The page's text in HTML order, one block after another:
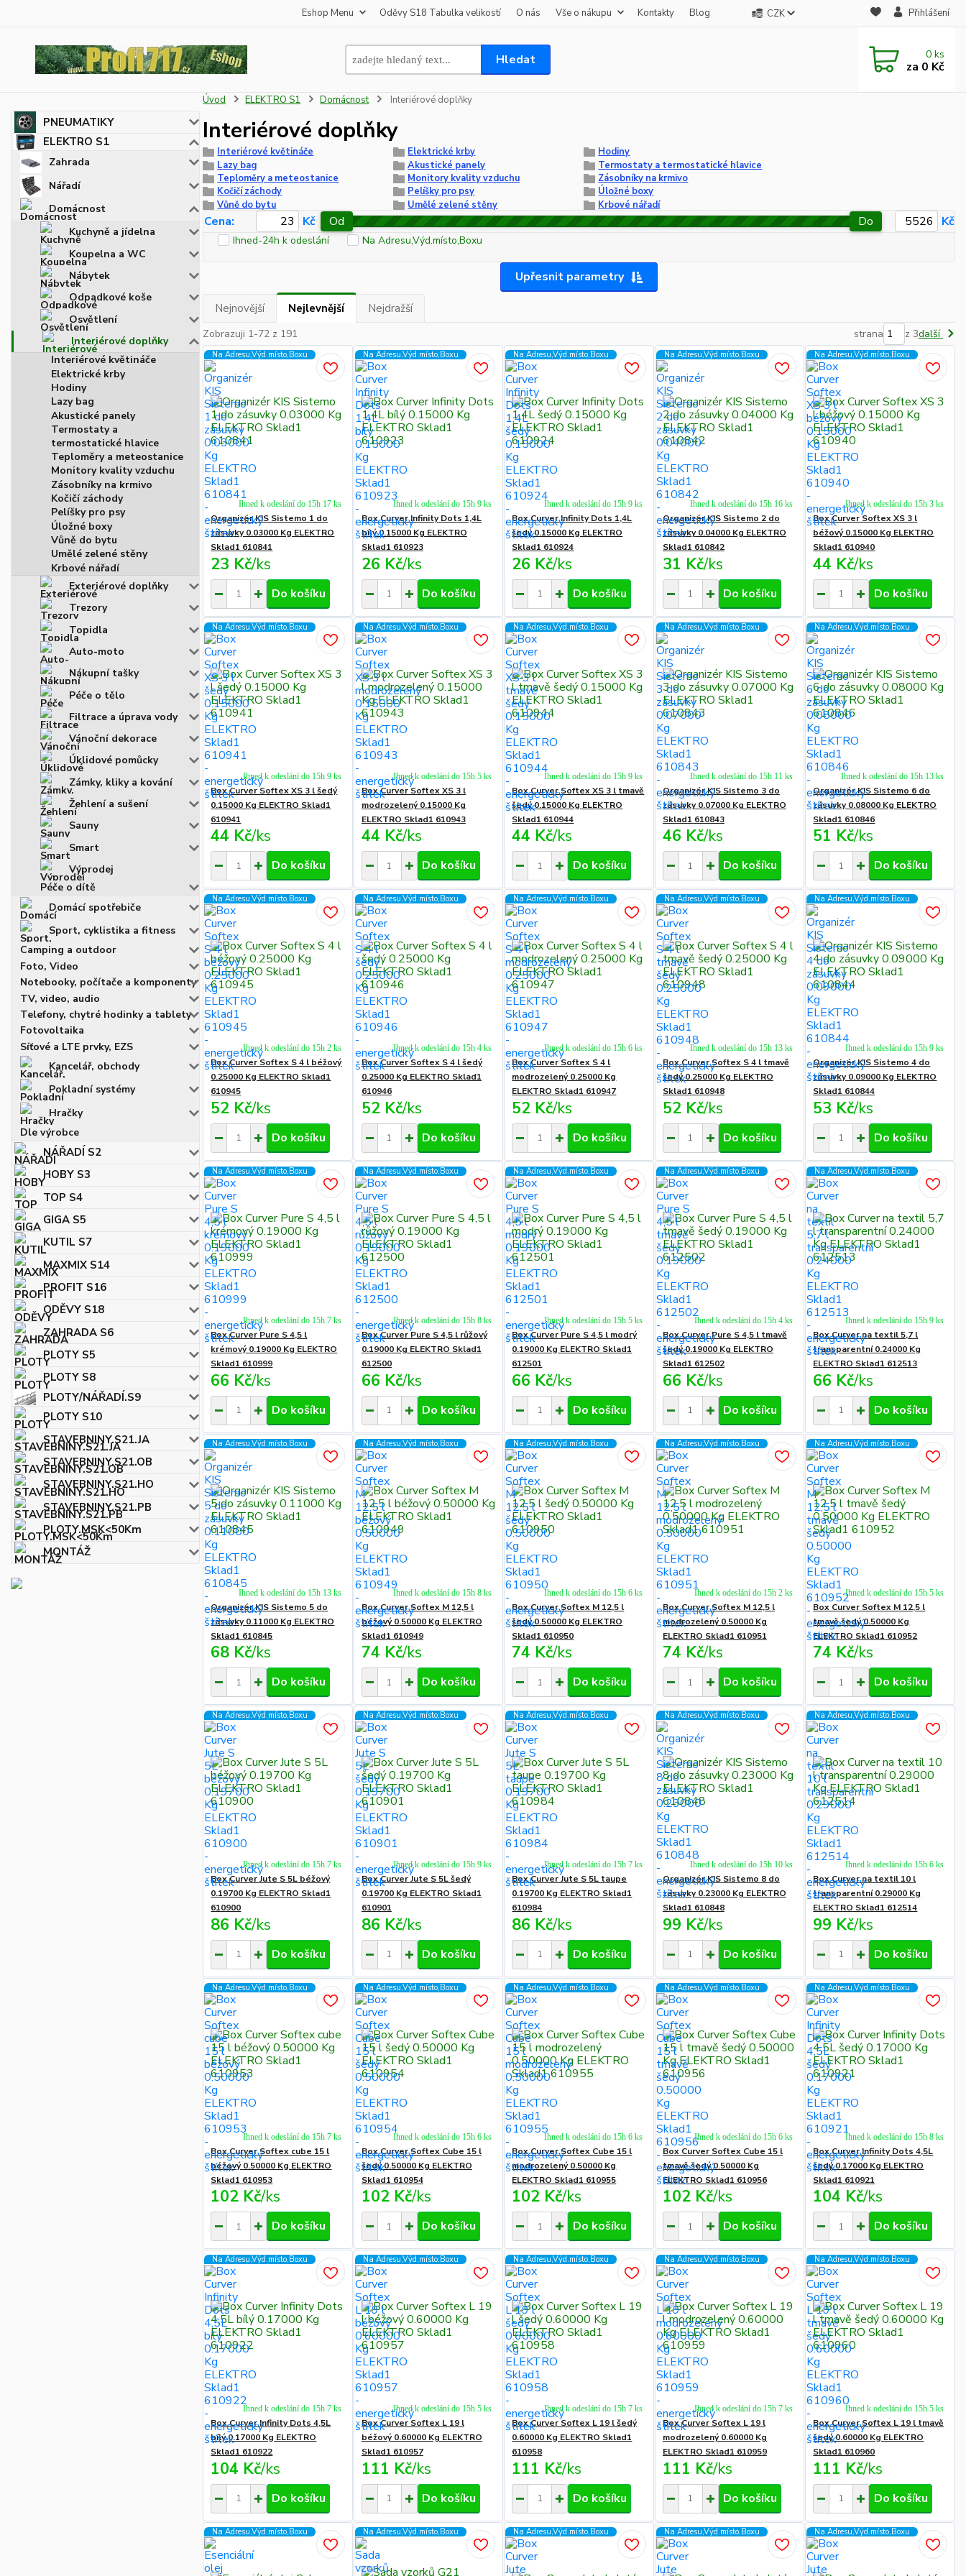
Eshop Menu Oděvy S18 Tabulka velikostí O nás Vše o nákupu Kontakty Blog CZK Přihlášení
Hledat 0 ks
za 0 Kč
PNEUMATIKY
ELEKTRO S1
Zahrada
Nářadí
Domácnost
Kuchyně a jídelna
Koupelna a WC
Nábytek
Odpadkové koše
Osvětlení
Interiérové doplňky
Interiérové květináče
Elektrické krby
Hodiny
Lazy bag
Akustické panely
Termostaty a
termostatické hlavice
Teploměry a meteostanice
Monitory kvality vzduchu
Zásobníky na krmivo
Kočičí záchody
Pelíšky pro psy
Úložné boxy
Vůně do bytu
Umělé zelené stěny
Krbové nářadí
Exteriérové doplňky
Trezory
Topidla
Auto-moto
Nákupní tašky
Péče o tělo
Filtrace a úprava vody
Vánoční dekorace
Úklidové pomůcky
Zámky, kliky a kování
Žehlení a sušení
Sauny
Smart
Výprodej
Péče o dítě
Domácí spotřebiče
Sport, cyklistika a fitness
Camping a outdoor
Foto, Video
Notebooky, počítače a komponenty
TV, video, audio
Telefony, chytré hodinky a tablety
Fotovoltaika
Síťové a LTE prvky, EZS
Kancelář, obchody
Pokladní systémy
Hračky
Dle výrobce
NÁŘADÍ S2
HOBY S3
TOP S4
GIGA S5
KUTIL S7
MAXMIX S14
PROFIT S16
ODĚVY S18
ZAHRADA S6
PLOTY S5
PLOTY S8
PLOTY/NÁŘADÍ.S9
PLOTY S10
STAVEBNINY.S21.JA
STAVEBNINY.S21.OB
STAVEBNINY.S21.HO
STAVEBNINY.S21.PB
PLOTY.MSK<50Km
MONTÁŽ
Úvod ELEKTRO S1 Domácnost Interiérové doplňky
Interiérové doplňky
Interiérové květináče Elektrické krby
Hodiny
Lazy bag
Akustické panely
Termostaty a termostatické hlavice
Teploměry a meteostanice
Monitory kvality vzduchu
Zásobníky na krmivo
Kočičí záchody
Pelíšky pro psy
Úložné boxy
Vůně do bytu
Umělé zelené stěny Krbové nářadí
Upřesnit parametry
Cena: Kč Od Do Kč
Ihned-24h k odeslání Na Adresu,Výd.místo,Boxu
Nejnovější Nejlevnější Nejdražší
Zobrazuji 1-72 z 191 strana z 3další
Na Adresu,Výd.místo,Boxu
Organizér KIS Sistemo 1 do
zásuvky 0.03000 Kg ELEKTRO
Sklad1 610841
23 Kč/ks
Ihned k odeslání do 15h 17 ks
Do košíku
Na Adresu,Výd.místo,Boxu
Box Curver Infinity Dots 1,4L
bílý 0.15000 Kg ELEKTRO
Sklad1 610923
26 Kč/ks
Ihned k odeslání do 15h 9 ks
Do košíku
Na Adresu,Výd.místo,Boxu
Box Curver Infinity Dots 1,4L
šedý 0.15000 Kg ELEKTRO
Sklad1 610924
26 Kč/ks
Ihned k odeslání do 15h 9 ks
Do košíku
Na Adresu,Výd.místo,Boxu
Organizér KIS Sistemo 2 do
zásuvky 0.04000 Kg ELEKTRO
Sklad1 610842
31 Kč/ks
Ihned k odeslání do 15h 16 ks
Do košíku
Na Adresu,Výd.místo,Boxu
Box Curver Softex XS 3 l
béžový 0.15000 Kg ELEKTRO
Sklad1 610940
44 Kč/ks
Ihned k odeslání do 15h 3 ks
Do košíku
Na Adresu,Výd.místo,Boxu
Box Curver Softex XS 3 l šedý
0.15000 Kg ELEKTRO Sklad1
610941
44 Kč/ks
Ihned k odeslání do 15h 9 ks
Do košíku
Na Adresu,Výd.místo,Boxu
Box Curver Softex XS 3 l
modrozelený 0.15000 Kg
ELEKTRO Sklad1 610943
44 Kč/ks
Ihned k odeslání do 15h 5 ks
Do košíku
Na Adresu,Výd.místo,Boxu
Box Curver Softex XS 3 l tmavě
šedý 0.15000 Kg ELEKTRO
Sklad1 610944
44 Kč/ks
Ihned k odeslání do 15h 9 ks
Do košíku
Na Adresu,Výd.místo,Boxu
Organizér KIS Sistemo 3 do
zásuvky 0.07000 Kg ELEKTRO
Sklad1 610843
46 Kč/ks
Ihned k odeslání do 15h 11 ks
Do košíku
Na Adresu,Výd.místo,Boxu
Organizér KIS Sistemo 6 do
zásuvky 0.08000 Kg ELEKTRO
Sklad1 610846
51 Kč/ks
Ihned k odeslání do 15h 13 ks
Do košíku
Na Adresu,Výd.místo,Boxu
Box Curver Softex S 4 l béžový
0.25000 Kg ELEKTRO Sklad1
610945
52 Kč/ks
Ihned k odeslání do 15h 2 ks
Do košíku
Na Adresu,Výd.místo,Boxu
Box Curver Softex S 4 l šedý
0.25000 Kg ELEKTRO Sklad1
610946
52 Kč/ks
Ihned k odeslání do 15h 4 ks
Do košíku
Na Adresu,Výd.místo,Boxu
Box Curver Softex S 4 l
modrozelený 0.25000 Kg
ELEKTRO Sklad1 610947
52 Kč/ks
Ihned k odeslání do 15h 6 ks
Do košíku
Na Adresu,Výd.místo,Boxu
Box Curver Softex S 4 l tmavě
šedý 0.25000 Kg ELEKTRO
Sklad1 610948
52 Kč/ks
Ihned k odeslání do 15h 13 ks
Do košíku
Na Adresu,Výd.místo,Boxu
Organizér KIS Sistemo 4 do
zásuvky 0.09000 Kg ELEKTRO
Sklad1 610844
53 Kč/ks
Ihned k odeslání do 15h 9 ks
Do košíku
Na Adresu,Výd.místo,Boxu
Box Curver Pure S 4,5 l
krémový 0.19000 Kg ELEKTRO
Sklad1 610999
66 Kč/ks
Ihned k odeslání do 15h 7 ks
Do košíku
Na Adresu,Výd.místo,Boxu
Box Curver Pure S 4,5 l růžový
0.19000 Kg ELEKTRO Sklad1
612500
66 Kč/ks
Ihned k odeslání do 15h 8 ks
Do košíku
Na Adresu,Výd.místo,Boxu
Box Curver Pure S 4,5 l modrý
0.19000 Kg ELEKTRO Sklad1
612501
66 Kč/ks
Ihned k odeslání do 15h 5 ks
Do košíku
Na Adresu,Výd.místo,Boxu
Box Curver Pure S 4,5 l tmavě
šedý 0.19000 Kg ELEKTRO
Sklad1 612502
66 Kč/ks
Ihned k odeslání do 15h 4 ks
Do košíku
Na Adresu,Výd.místo,Boxu
Box Curver na textil 5,7 l
transparentní 0.24000 Kg
ELEKTRO Sklad1 612513
66 Kč/ks
Ihned k odeslání do 15h 9 ks
Do košíku
Na Adresu,Výd.místo,Boxu
Organizér KIS Sistemo 5 do
zásuvky 0.11000 Kg ELEKTRO
Sklad1 610845
68 Kč/ks
Ihned k odeslání do 15h 13 ks
Do košíku
Na Adresu,Výd.místo,Boxu
Box Curver Softex M 12,5 l
béžový 0.50000 Kg ELEKTRO
Sklad1 610949
74 Kč/ks
Ihned k odeslání do 15h 8 ks
Do košíku
Na Adresu,Výd.místo,Boxu
Box Curver Softex M 12,5 l
šedý 0.50000 Kg ELEKTRO
Sklad1 610950
74 Kč/ks
Ihned k odeslání do 15h 6 ks
Do košíku
Na Adresu,Výd.místo,Boxu
Box Curver Softex M 12,5 l
modrozelený 0.50000 Kg
ELEKTRO Sklad1 610951
74 Kč/ks
Ihned k odeslání do 15h 2 ks
Do košíku
Na Adresu,Výd.místo,Boxu
Box Curver Softex M 12,5 l
tmavě šedý 0.50000 Kg
ELEKTRO Sklad1 610952
74 Kč/ks
Ihned k odeslání do 15h 5 ks
Do košíku
Na Adresu,Výd.místo,Boxu
Box Curver Jute S 5L béžový
0.19700 Kg ELEKTRO Sklad1
610900
86 Kč/ks
Ihned k odeslání do 15h 7 ks
Do košíku
Na Adresu,Výd.místo,Boxu
Box Curver Jute S 5L šedý
0.19700 Kg ELEKTRO Sklad1
610901
86 Kč/ks
Ihned k odeslání do 15h 9 ks
Do košíku
Na Adresu,Výd.místo,Boxu
Box Curver Jute S 5L taupe
0.19700 Kg ELEKTRO Sklad1
610984
86 Kč/ks
Ihned k odeslání do 15h 7 ks
Do košíku
Na Adresu,Výd.místo,Boxu
Organizér KIS Sistemo 8 do
zásuvky 0.23000 Kg ELEKTRO
Sklad1 610848
99 Kč/ks
Ihned k odeslání do 15h 10 ks
Do košíku
Na Adresu,Výd.místo,Boxu
Box Curver na textil 10 l
transparentní 0.29000 Kg
ELEKTRO Sklad1 612514
99 Kč/ks
Ihned k odeslání do 15h 6 ks
Do košíku
Na Adresu,Výd.místo,Boxu
Box Curver Softex cube 15 l
béžový 0.50000 Kg ELEKTRO
Sklad1 610953
102 Kč/ks
Ihned k odeslání do 15h 7 ks
Do košíku
Na Adresu,Výd.místo,Boxu
Box Curver Softex Cube 15 l
šedý 0.50000 Kg ELEKTRO
Sklad1 610954
102 Kč/ks
Ihned k odeslání do 15h 6 ks
Do košíku
Na Adresu,Výd.místo,Boxu
Box Curver Softex Cube 15 l
modrozelený 0.50000 Kg
ELEKTRO Sklad1 610955
102 Kč/ks
Ihned k odeslání do 15h 6 ks
Do košíku
Na Adresu,Výd.místo,Boxu
Box Curver Softex Cube 15 l
tmavě šedý 0.50000 Kg
ELEKTRO Sklad1 610956
102 Kč/ks
Ihned k odeslání do 15h 6 ks
Do košíku
Na Adresu,Výd.místo,Boxu
Box Curver Infinity Dots 4,5L
šedý 0.17000 Kg ELEKTRO
Sklad1 610921
104 Kč/ks
Ihned k odeslání do 15h 8 ks
Do košíku
Na Adresu,Výd.místo,Boxu
Box Curver Infinity Dots 4,5L
bílý 0.17000 Kg ELEKTRO
Sklad1 610922
104 Kč/ks
Ihned k odeslání do 15h 7 ks
Do košíku
Na Adresu,Výd.místo,Boxu
Box Curver Softex L 19 l
béžový 0.60000 Kg ELEKTRO
Sklad1 610957
111 Kč/ks
Ihned k odeslání do 15h 5 ks
Do košíku
Na Adresu,Výd.místo,Boxu
Box Curver Softex L 19 l šedý
0.60000 Kg ELEKTRO Sklad1
610958
111 Kč/ks
Ihned k odeslání do 15h 7 ks
Do košíku
Na Adresu,Výd.místo,Boxu
Box Curver Softex L 19 l
modrozelený 0.60000 Kg
ELEKTRO Sklad1 610959
111 Kč/ks
Ihned k odeslání do 15h 7 ks
Do košíku
Na Adresu,Výd.místo,Boxu
Box Curver Softex L 19 l tmavě
šedý 0.60000 Kg ELEKTRO
Sklad1 610960
111 Kč/ks
Ihned k odeslání do 15h 5 ks
Do košíku
Na Adresu,Výd.místo,Boxu Na Adresu,Výd.místo,Boxu Na Adresu,Výd.místo,Boxu Na Adresu,Výd.místo,Boxu Na Adresu,Výd.místo,Boxu